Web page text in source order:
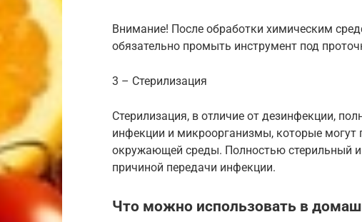
Внимание! После обработки химическим
обязательно промыть инструмент под
3 – Стерилизация
Стерилизация, в отличие от дезинфекции,
инфекции и микроорганизмы, которые могут
окружающей среды. Полностью стерильный
причиной передачи инфекции.
Что можно использовать в